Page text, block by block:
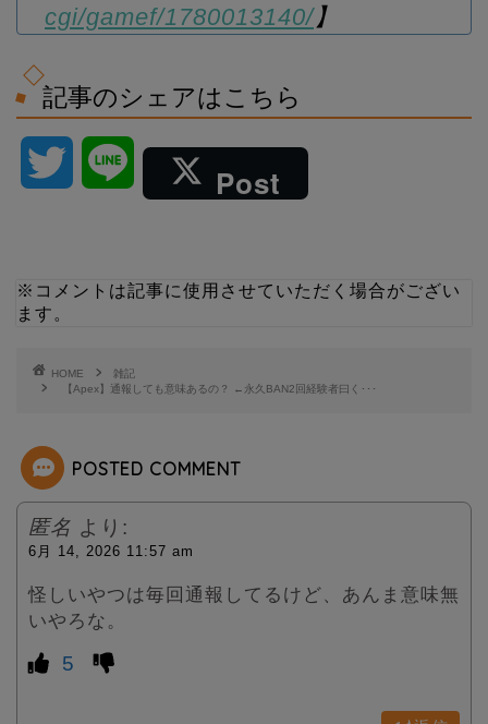
cgi/gamef/1780013140/】
記事のシェアはこちら
t
r
Post
※コメントは記事に使用させていただく場合がござい
ます。
HOME
雑記
【Apex】通報しても意味あるの？ ←永久BAN2回経験者曰く･･･
POSTED COMMENT
匿名 より:
6月 14, 2026 11:57 am
怪しいやつは毎回通報してるけど、あんま意味無
いやろな。
5